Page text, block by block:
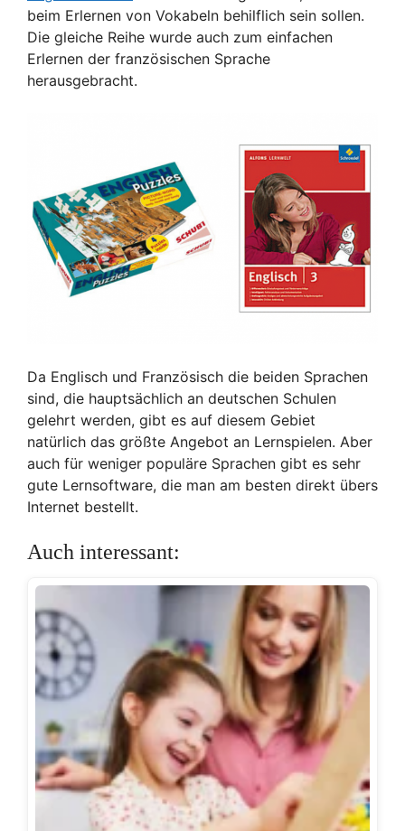
beim Erlernen von Vokabeln behilflich sein sollen.
Die gleiche Reihe wurde auch zum einfachen
Erlernen der französischen Sprache
herausgebracht.
Da Englisch und Französisch die beiden Sprachen
sind, die hauptsächlich an deutschen Schulen
gelehrt werden, gibt es auf diesem Gebiet
natürlich das größte Angebot an Lernspielen. Aber
auch für weniger populäre Sprachen gibt es sehr
gute Lernsoftware, die man am besten direkt übers
Internet bestellt.
Auch interessant: